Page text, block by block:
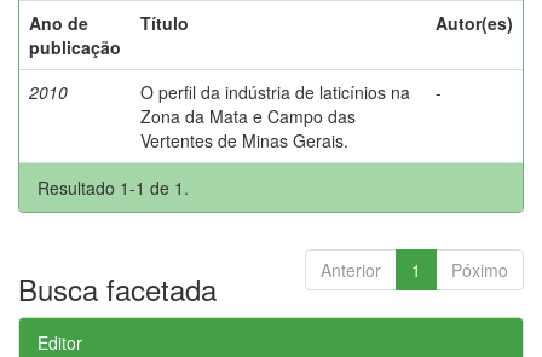
Ano de
publicação
Título Autor(es)
2010
O perfil da indústria de laticínios na
Zona da Mata e Campo das
Vertentes de Minas Gerais.
-
Resultado 1-1 de 1.
Anterior 1 Póximo
Busca facetada
Editor